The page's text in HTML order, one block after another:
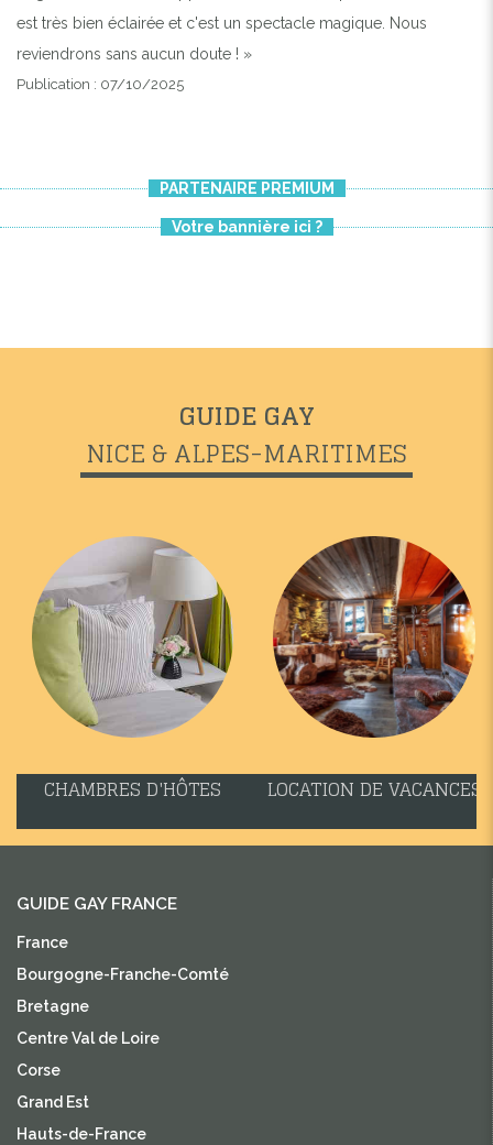
est très bien éclairée et c'est un spectacle magique. Nous
reviendrons sans aucun doute ! »
Publication : 07/10/2025
PARTENAIRE PREMIUM
Votre bannière ici ?
GUIDE GAY
NICE & ALPES-MARITIMES
CHAMBRES D'HÔTES LOCATION DE VACANCES
GUIDE GAY FRANCE
France
Bourgogne-Franche-Comté
Bretagne
Centre Val de Loire
Corse
Grand Est
Hauts-de-France